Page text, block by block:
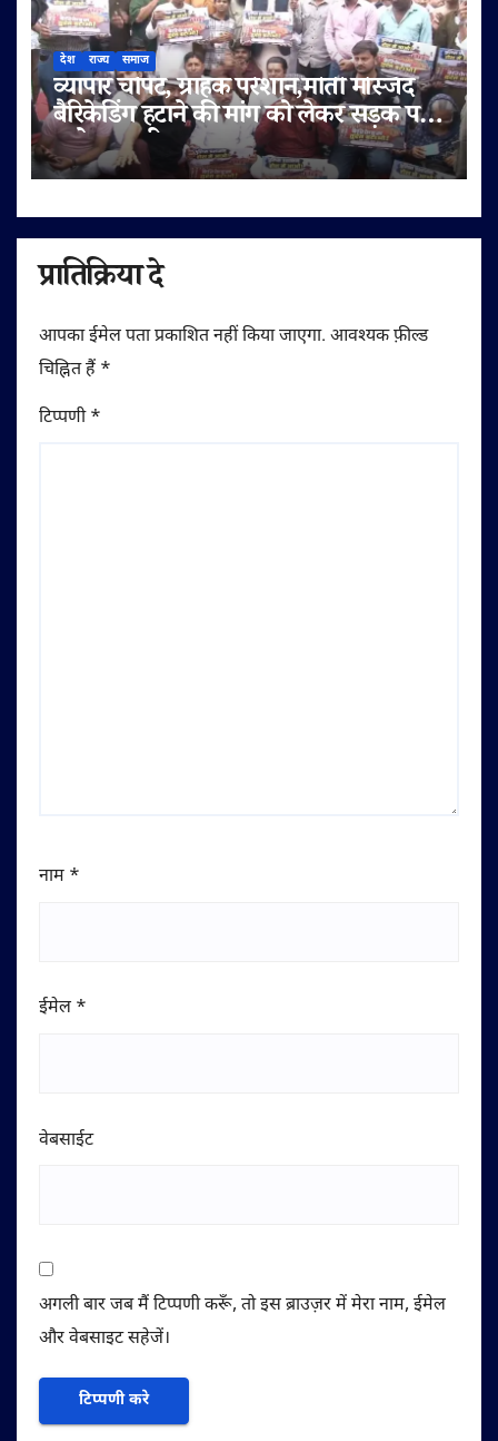
देश राज्य समाज
व्यापार चौपट, ग्राहक परेशान,मोती मस्जिद
बैरिकेडिंग हटाने की मांग को लेकर सड़क पर
उतरे व्यापारी
प्रातिक्रिया दे
आपका ईमेल पता प्रकाशित नहीं किया जाएगा. आवश्यक फ़ील्ड
चिह्नित हैं *
टिप्पणी*
नाम *
ईमेल *
वेबसाईट
अगली बार जब मैं टिप्पणी करूँ, तो इस ब्राउज़र में मेरा नाम, ईमेल
और वेबसाइट सहेजें।